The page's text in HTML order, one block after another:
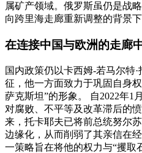
属矿产领域。俄罗斯虽仍是战
向跨里海走廊重新调整的背景
在连接中国与欧洲的走廊
国内政策仍以卡西姆-若马尔特
征，他一方面致力于巩固自身
萨克斯坦”的形象。 自2022年1
对腐败、不平等及改革滞后的
来，托卡耶夫已将前总统努尔
边缘化，从而削弱了其亲信在
一策略旨在将他的权力与“攫